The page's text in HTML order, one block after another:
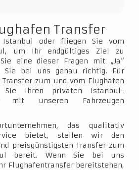
Transfer
Istanbul oder fliegen Sie vom
um Ihr endgültiges Ziel zu
eine dieser Fragen mit „Ja“
Sie bei uns genau richtig. Für
zum und vom Flughafen
Sie Ihren privaten Istanbul-
mit unseren Fahrzeugen
das qualitativ
bietet, stellen wir den
preisgünstigsten Transfer zum
bereit. Wenn Sie bei uns
Flughafentransfer bereitstehen,